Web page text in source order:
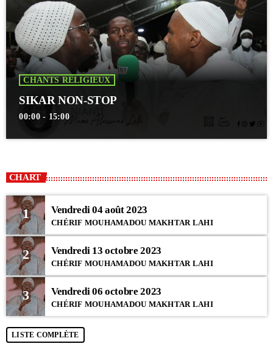
CHANTS RELIGIEUX
SIKAR NON-STOP
00:00 - 15:00
CHART
1 Vendredi 04 août 2023
CHÉRIF MOUHAMADOU MAKHTAR LAHI
2 Vendredi 13 octobre 2023
CHÉRIF MOUHAMADOU MAKHTAR LAHI
3 Vendredi 06 octobre 2023
CHÉRIF MOUHAMADOU MAKHTAR LAHI
LISTE COMPLÈTE